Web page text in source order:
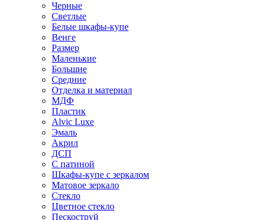
Черные
Светлые
Белые шкафы-купе
Венге
Размер
Маленькие
Большие
Средние
Отделка и материал
МДФ
Пластик
Alvic Luxe
Эмаль
Акрил
ДСП
С патиной
Шкафы-купе с зеркалом
Матовое зеркало
Стекло
Цветное стекло
Пескоструй